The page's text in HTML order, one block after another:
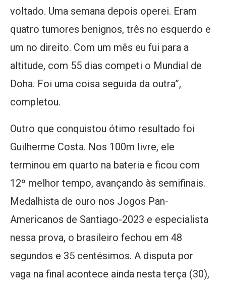
voltado. Uma semana depois operei. Eram
quatro tumores benignos, três no esquerdo e
um no direito. Com um mês eu fui para a
altitude, com 55 dias competi o Mundial de
Doha. Foi uma coisa seguida da outra”,
completou.
Outro que conquistou ótimo resultado foi
Guilherme Costa. Nos 100m livre, ele
terminou em quarto na bateria e ficou com
12º melhor tempo, avançando às semifinais.
Medalhista de ouro nos Jogos Pan-
Americanos de Santiago-2023 e especialista
nessa prova, o brasileiro fechou em 48
segundos e 35 centésimos. A disputa por
vaga na final acontece ainda nesta terça (30),